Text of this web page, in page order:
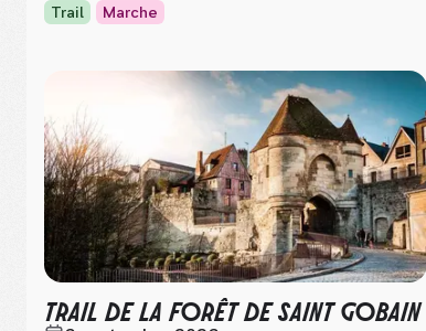
Trail Marche
TRAIL DE LA FORÊT DE SAINT GOBAIN